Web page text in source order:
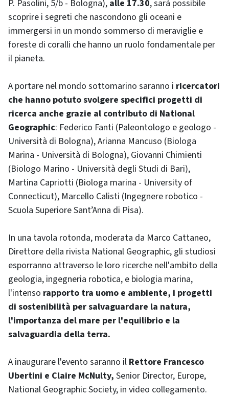
P. Pasolini, 5/b - Bologna), alle 17.30, sarà possibile
scoprire i segreti che nascondono gli oceani e
immergersi in un mondo sommerso di meraviglie e
foreste di coralli che hanno un ruolo fondamentale per
il pianeta.
A portare nel mondo sottomarino saranno i ricercatori
che hanno potuto svolgere specifici progetti di
ricerca anche grazie al contributo di National
Geographic: Federico Fanti (Paleontologo e geologo -
Università di Bologna), Arianna Mancuso (Biologa
Marina - Università di Bologna), Giovanni Chimienti
(Biologo Marino - Università degli Studi di Bari),
Martina Capriotti (Biologa marina - University of
Connecticut), Marcello Calisti (Ingegnere robotico -
Scuola Superiore Sant’Anna di Pisa).
In una tavola rotonda, moderata da Marco Cattaneo,
Direttore della rivista National Geographic, gli studiosi
esporranno attraverso le loro ricerche nell'ambito della
geologia, ingegneria robotica, e biologia marina,
l'intenso rapporto tra uomo e ambiente, i progetti
di sostenibilità per salvaguardare la natura,
l'importanza del mare per l'equilibrio e la
salvaguardia della terra.
A inaugurare l'evento saranno il Rettore Francesco
Ubertini e Claire McNulty, Senior Director, Europe,
National Geographic Society, in video collegamento.